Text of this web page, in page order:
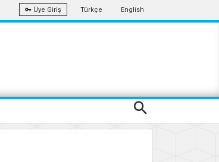
Üye Giriş Türkçe English